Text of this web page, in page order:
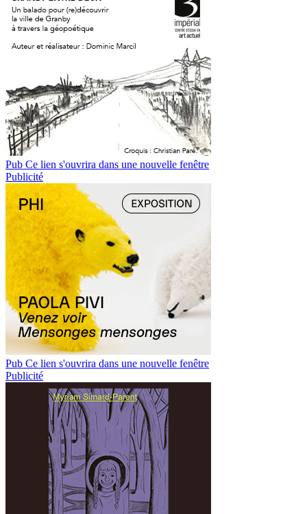
Pub Ce lien s'ouvrira dans une nouvelle fenêtre
Publicité
Pub Ce lien s'ouvrira dans une nouvelle fenêtre
Publicité